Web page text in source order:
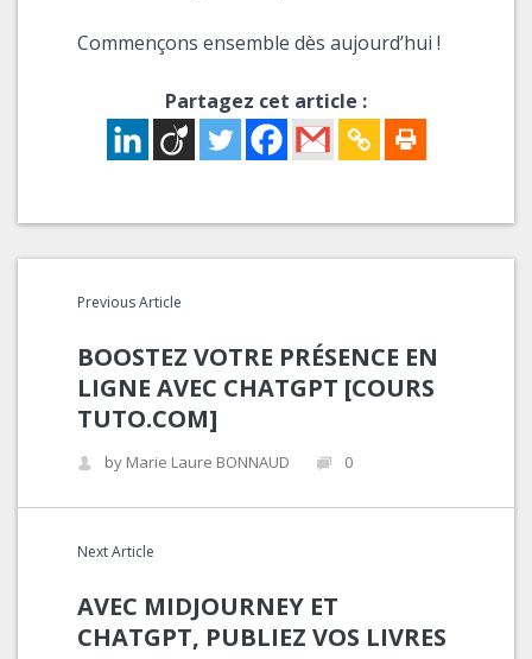
Commençons ensemble dès aujourd’hui !
Partagez cet article :
Previous Article
BOOSTEZ VOTRE PRÉSENCE EN
LIGNE AVEC CHATGPT [COURS
TUTO.COM]
by Marie Laure BONNAUD 0
Next Article
AVEC MIDJOURNEY ET
CHATGPT, PUBLIEZ VOS LIVRES